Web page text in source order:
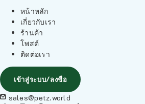
หน้าหลัก
เกี่ยวกับเรา
ร้านค้า
โพสต์
ติดต่อเรา
เข้าสู่ระบบ/ลงชื่อ
sales@petz.world